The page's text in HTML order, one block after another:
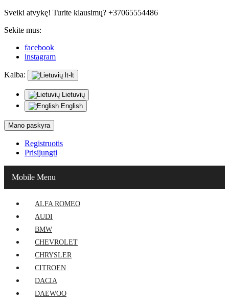
Sveiki atvykę! Turite klausimų? +37065554486
Sekite mus:
facebook
instagram
Kalba: lt-lt
Lietuvių
English
Mano paskyra
Registruotis
Prisijungti
Mobile Menu
ALFA ROMEO
AUDI
BMW
CHEVROLET
CHRYSLER
CITROEN
DACIA
DAEWOO